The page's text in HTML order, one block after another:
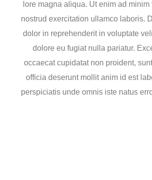
lore magna aliqua. Ut enim ad
nostrud exercitation ullamco laboris.
dolor in reprehenderit in voluptate
dolore eu fugiat nulla pariatur.
occaecat cupidatat non proident,
officia deserunt mollit anim id est
perspiciatis unde omnis iste natus